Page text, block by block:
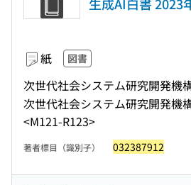
紙 図書
次世代社会システム研究開発機
次世代社会システム研究開発機
<M121-R123>
著者標目（識別子） 032387912